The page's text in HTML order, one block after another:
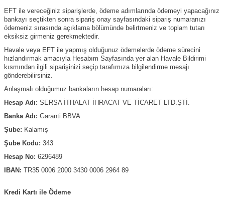
EFT ile vereceğiniz siparişlerde, ödeme adımlarında ödemeyi yapacağınız
bankayı seçtikten sonra sipariş onay sayfasındaki sipariş numaranızı
ödemeniz sırasında açıklama bölümünde belirtmeniz ve toplam tutarı
eksiksiz girmeniz gerekmektedir.
Havale veya EFT ile yapmış olduğunuz ödemelerde ödeme sürecini
hızlandırmak amacıyla Hesabım Sayfasında yer alan Havale Bildirimi
kısmından ilgili siparişinizi seçip tarafımıza bilgilendirme mesajı
gönderebilirsiniz.
Anlaşmalı olduğumuz bankaların hesap numaraları:
Hesap Adı: SERSA İTHALAT İHRACAT VE TİCARET LTD.ŞTİ.
Banka Adı: Garanti BBVA
Şube: Kalamış
Şube Kodu: 343
Hesap No: 6296489
IBAN: TR35 0006 2000 3430 0006 2964 89
Kredi Kartı ile Ödeme